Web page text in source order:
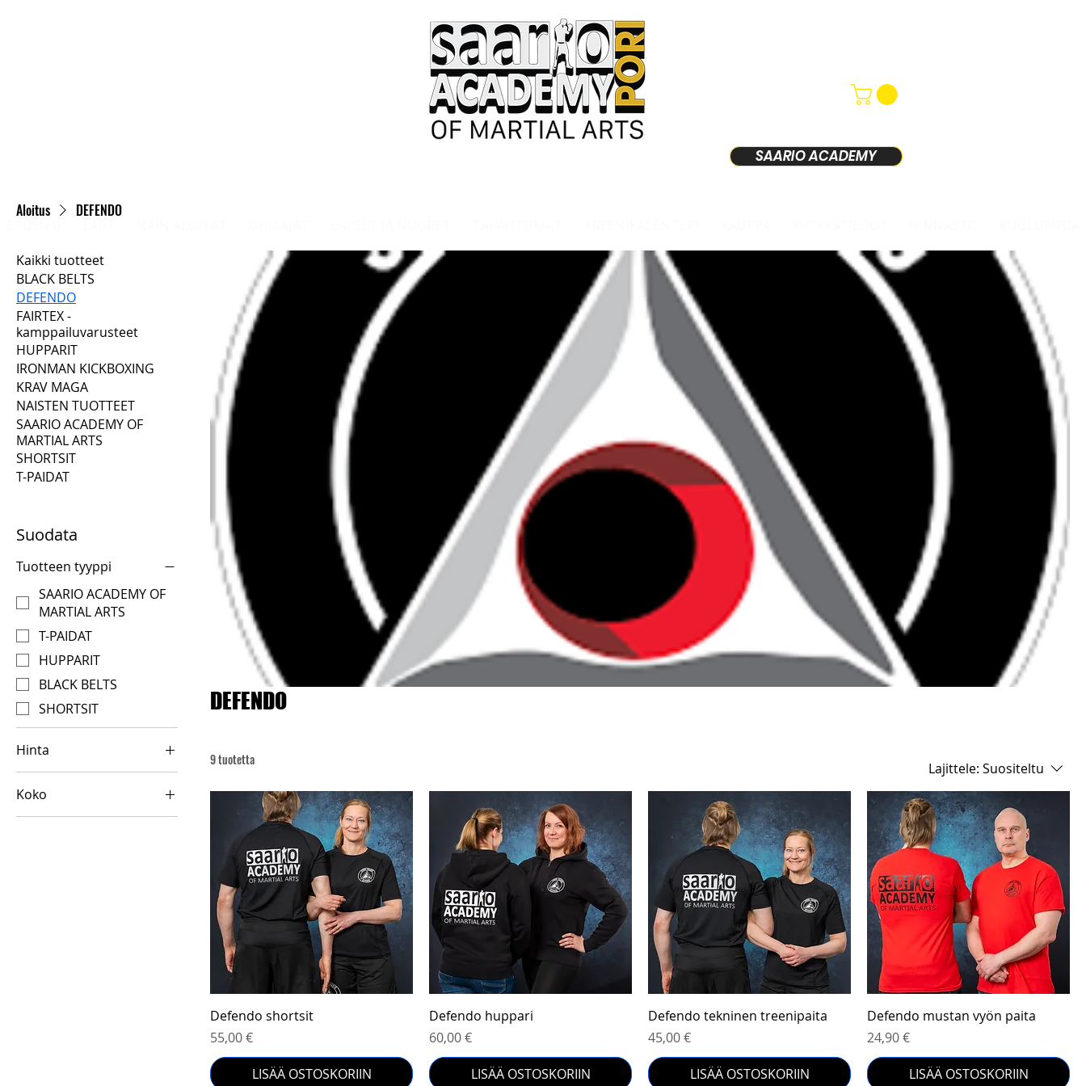
SAARIO ACADEMY
Aloitus DEFENDO
Kaikki tuotteet
BLACK BELTS
DEFENDO
FAIRTEX -
kamppailuvarusteet
HUPPARIT
IRONMAN KICKBOXING
KRAV MAGA
NAISTEN TUOTTEET
SAARIO ACADEMY OF
MARTIAL ARTS
SHORTSIT
T-PAIDAT
Suodata
Tuotteen tyyppi
SAARIO ACADEMY OF
MARTIAL ARTS
T-PAIDAT
HUPPARIT
BLACK BELTS
SHORTSIT
Hinta
24 € 60 €
Koko
DEFENDO
9 tuotetta
Lajittele: Suositeltu
Pikakatselu
Defendo shortsit
Hinta
55,00 €
LISÄÄ OSTOSKORIIN
Pikakatselu
Defendo huppari
Hinta
60,00 €
LISÄÄ OSTOSKORIIN
Pikakatselu
Defendo tekninen treenipaita
Hinta
45,00 €
LISÄÄ OSTOSKORIIN
Pikakatselu
Defendo mustan vyön paita
Hinta
24,90 €
LISÄÄ OSTOSKORIIN